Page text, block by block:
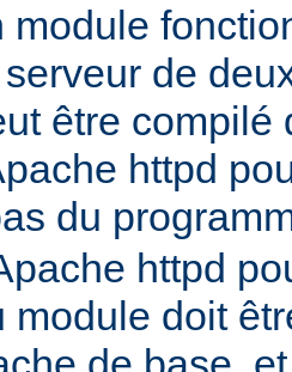
module
de
être compilé
httpd
du
httpd
module doit